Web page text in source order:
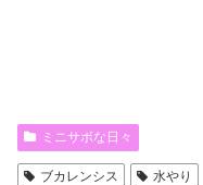
ミニサボな日々
ブカレンシス 水やり